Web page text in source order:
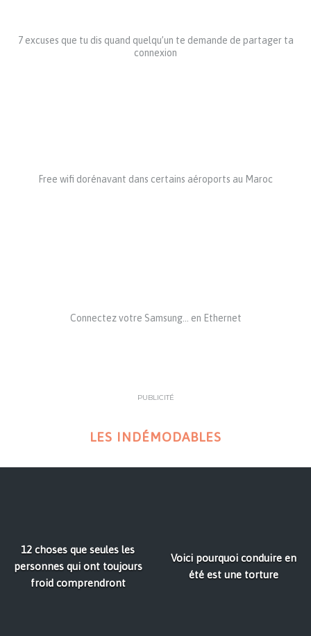
7 excuses que tu dis quand quelqu’un te demande de partager ta
connexion
Free wifi dorénavant dans certains aéroports au Maroc
Connectez votre Samsung… en Ethernet
PUBLICITÉ
LES INDÉMODABLES
12 choses que seules les
personnes qui ont toujours
froid comprendront
Voici pourquoi conduire en
été est une torture